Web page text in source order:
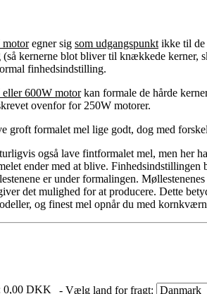
egner sig som udgangspunkt ikke til de
kernerne blot bliver til knækkede kerner,
finhedsindstilling.
600W motorkan formale de hårde
ovenfor for 250W motorer.
groft formalet mel lige godt, dog med
også lave fintformalet mel, men her
ender med at blive.
er under formalingen.
det mulighed for at producere. Dette
og finest mel opnår du med
0,00 DKK - Vælg land for fragt: